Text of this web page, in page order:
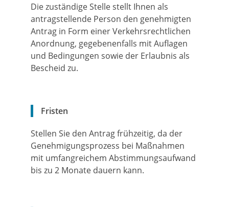
Die zuständige Stelle stellt Ihnen als
antragstellende Person den genehmigten
Antrag in Form einer Verkehrsrechtlichen
Anordnung, gegebenenfalls mit Auflagen
und Bedingungen sowie der Erlaubnis als
Bescheid zu.
Fristen
Stellen Sie den Antrag frühzeitig, da der
Genehmigungsprozess bei Maßnahmen
mit umfangreichem Abstimmungsaufwand
bis zu 2 Monate dauern kann.